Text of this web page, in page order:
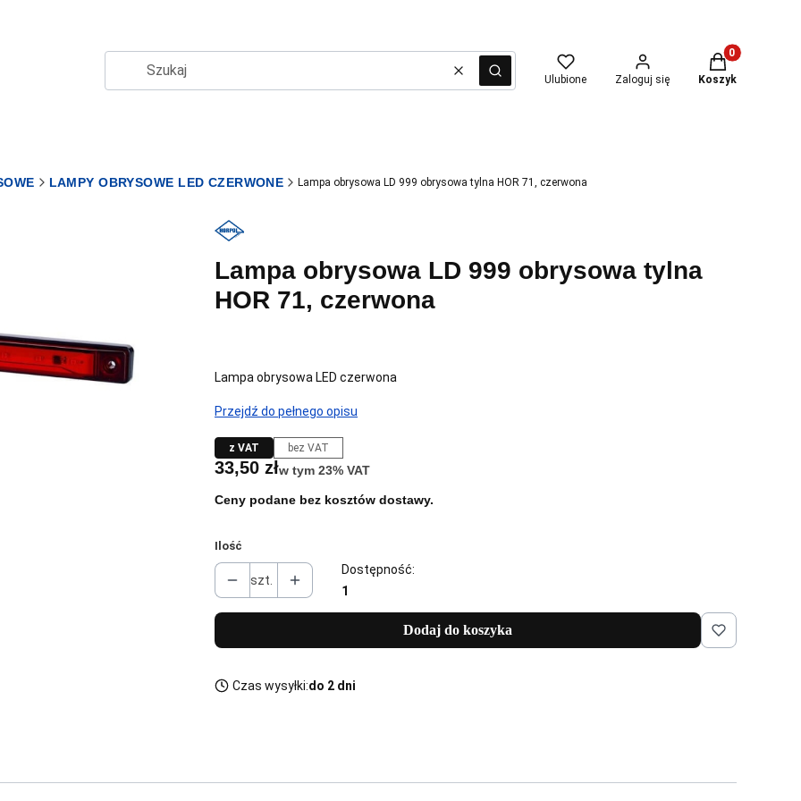
WyczyśćSzukaj Ulubione Zaloguj się
Produkty w
Koszyk
LAMPY OBRYSOWE LED CZERWONE Lampa obrysowa LD 999 obrysowa tylna HOR 71, czerwona
Lampa obrysowa LD 999 obrysowa tylna
HOR 71, czerwona
Lampa obrysowa LED czerwona
Przejdź do pełnego opisu
z VAT bez VAT
Cena
33,50 złw tym 23% VAT
w tym 23% VAT
Ceny podane bez kosztów dostawy.
Ilość
szt.
Dostępność:
1
Dodaj do koszyka
Czas wysyłki:do 2 dni